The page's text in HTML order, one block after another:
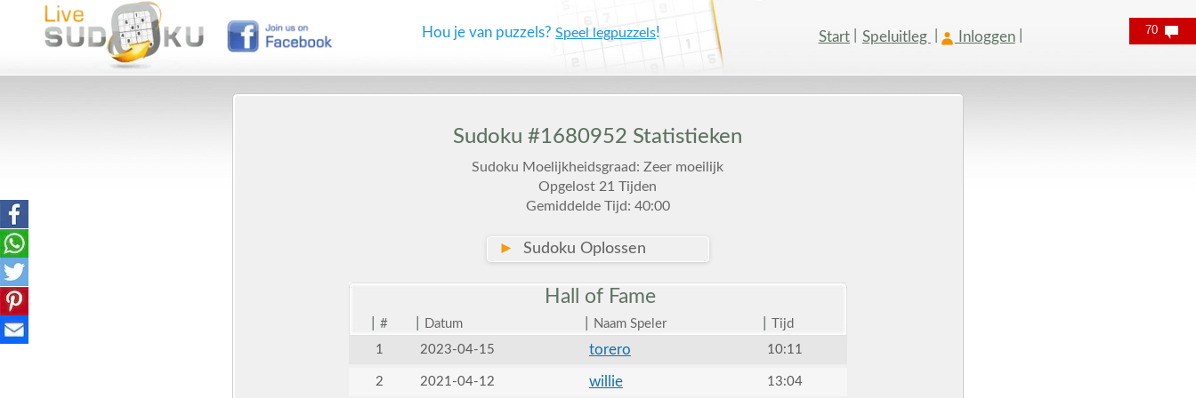
Hou je van puzzels?Speel legpuzzels! Start Speluitleg Inloggen
Sudoku #1680952 Statistieken
Sudoku Moelijkheidsgraad: Zeer moeilijk
Opgelost 21 Tijden
Gemiddelde Tijd: 40:00
► Sudoku Oplossen
Hall of Fame
# Datum Naam Speler
Tijd
1
2023-04-15 torero 10:11
2 2021-04-12 willie 13:04
70